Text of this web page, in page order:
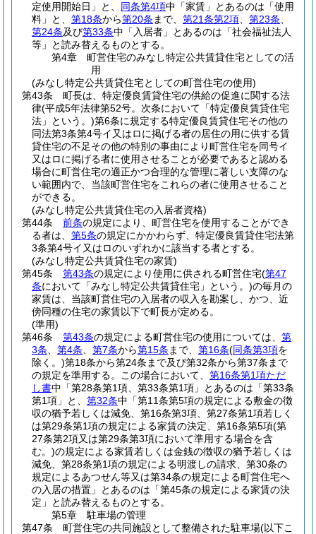
定使用開始日」と、 同条第4項中「家賃」とあるのは「使用
料」と、 第18条から第20条 まで、 第21条第2項 第23条
第24条及び第33条中「入居者」とあるのは「社会福祉法人
等」と読み替えるものとする。
第4章
町営住宅のみなし特定公共賃貸住宅としての活
用
(みなし特定公共賃貸住宅としての町営住宅の使用)
第43条
町長は、特定優良賃貸住宅の供給の促進に関する法
律(平成5年法律第52号。次条において「特定優良賃貸住宅
法」という。)第6条に規定する特定優良賃貸住宅その他の
同法第3条第4号イ又はロに掲げる者の居住の用に供する賃
貸住宅の不足その他の特別の事由により町営住宅を同号イ
又はロに掲げる者に使用させることが必要であると認める
場合に町営住宅の適正かつ合理的な管理に著しい支障のな
い範囲内で、当該町営住宅をこれらの者に使用させること
ができる。
(みなし特定公共賃貸住宅の入居者資格)
第44条
前条の規定により、町営住宅を使用することができ
る者は、 第5条の規定にかかわらず、特定優良賃貸住宅法第
3条第4号イ又はロのいずれかに該当する者とする。
(みなし特定公共賃貸住宅の家賃)
第45条
第43条の規定により使用に供される町営住宅(第47
条において「みなし特定公共賃貸住宅」という。)の毎月の
家賃は、当該町営住宅の入居者の収入を勘案し、かつ、近
傍同種の住宅の家賃以下で町長が定める。
(準用)
第46条
第43条の規定による町営住宅の使用については、 第
3条
第4条 第7条から第15条 まで、 第16条(同条第3項を
除く。)第18条から第24条まで及び第32条から第37条まで
の規定を準用する。
この場合において、 第16条第1項ただ
し書中「第28条第1項、第33条第1項」とあるのは「第33条
第1項」と、 第32条中「第11条第5項の規定による敷金の徴
収の猶予若しくは減免、第16条第3項、第27条第1項若しく
は第29条第1項の規定による家賃の決定、第16条第5項(第
27条第2項又は第29条第3項において準用する場合を含
む。)の規定による家賃若しくは金銭の徴収の猶予若しくは
減免、第28条第1項の規定による明渡しの請求、第30条の
規定によるあつせん等又は第34条の規定による町営住宅へ
の入居の措置」とあるのは「第45条の規定による家賃の決
定」と読み替えるものとする。
第5章
駐車場の管理
第47条
町営住宅の共同施設として整備された駐車場(以下こ